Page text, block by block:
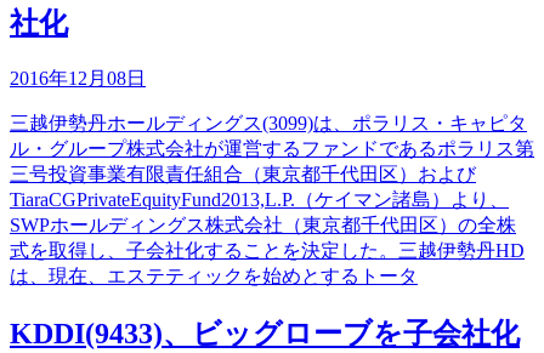
社化
2016年12月08日
三越伊勢丹ホールディングス(3099)は、ポラリス・キャピタ
ル・グループ株式会社が運営するファンドであるポラリス第
三号投資事業有限責任組合（東京都千代田区）および
TiaraCGPrivateEquityFund2013,L.P.（ケイマン諸島）より、
SWPホールディングス株式会社（東京都千代田区）の全株
式を取得し、子会社化することを決定した。三越伊勢丹HD
は、現在、エステティックを始めとするトータ
KDDI(9433)、ビッグローブを子会社化